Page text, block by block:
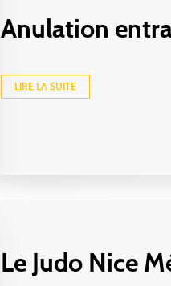
Anulation
LIRE LA SUITE
Le Judo Nice